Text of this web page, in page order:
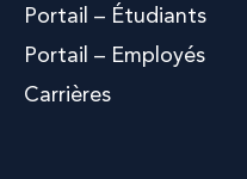
Portail – Étudiants
Portail – Employés
Carrières